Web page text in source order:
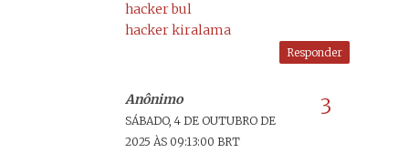
hacker bul
hacker kiralama
Responder
Anônimo
SÁBADO, 4 DE OUTUBRO DE
2025 ÀS 09:13:00 BRT